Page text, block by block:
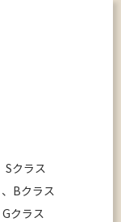
Sクラス
Bクラス
クラス